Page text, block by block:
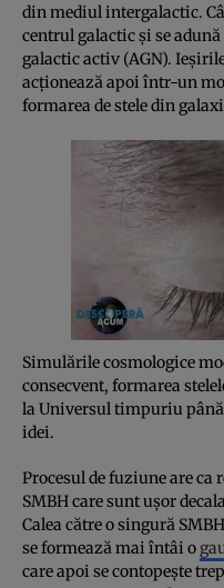
din mediul intergalactic.
centrul galactic și se
galactic activ (AGN).
acționează apoi într-un
formarea de stele din
Simulările cosmologice
consecvent, formarea
la Universul timpuriu
idei.
Procesul de fuziune are
SMBH care sunt ușor
Calea către o singură
se formează mai întâi o
care apoi se contopește